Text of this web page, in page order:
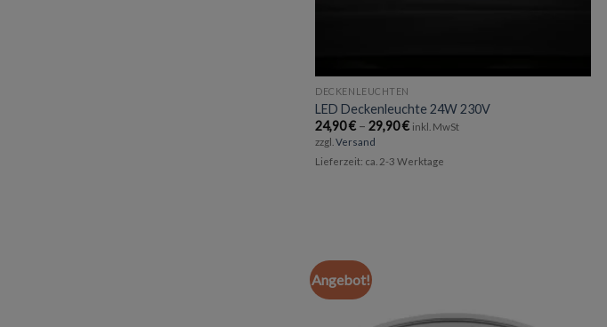
DECKENLEUCHTEN
LED Deckenleuchte 24W 230V
24,90€ –29,90€Preisspanne:
29,90 €
inkl. MwSt
zzgl.Versand
Lieferzeit: ca. 2-3 Werktage
Angebot!